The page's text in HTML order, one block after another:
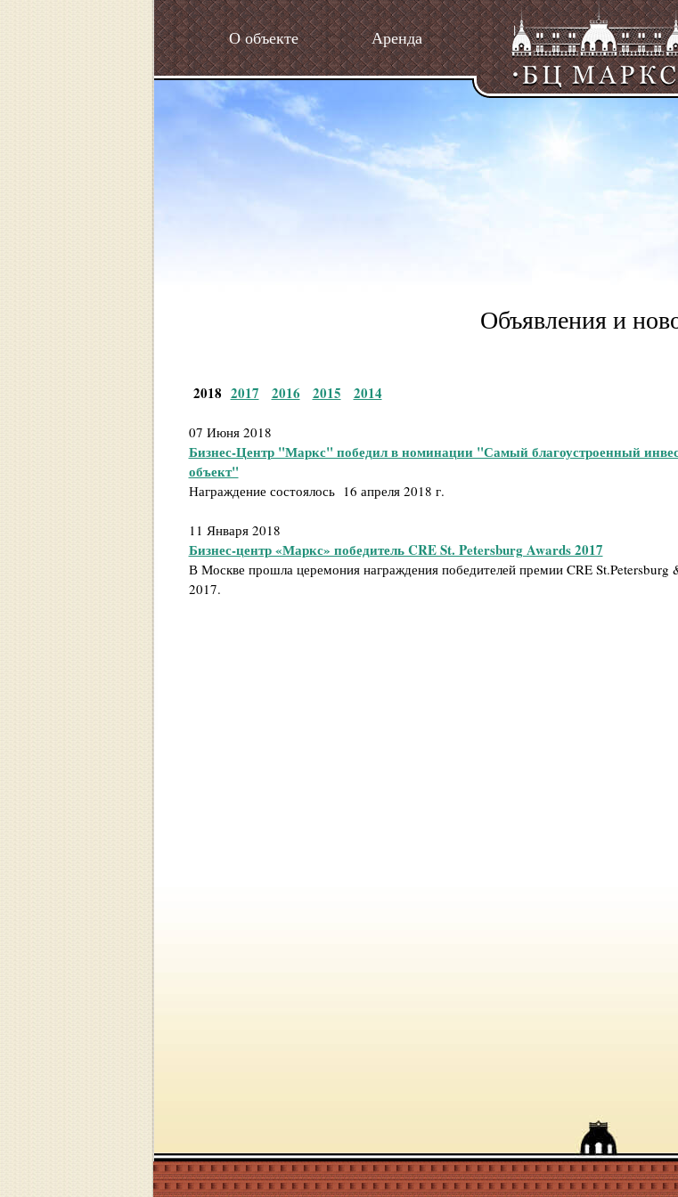
О объекте Аренда
Объявления и
2018 2017 2016 2015 2014
07 Июня 2018
Бизнес-Центр "Маркс" победил в номинации "Самый благоустроенный
объект"
Награждение состоялось 16 апреля 2018 г.
11 Января 2018
Бизнес-центр «Маркс» победитель CRE St. Petersburg Awards 2017
В Москве прошла церемония награждения победителей премии CRE St.Petersburg
2017.